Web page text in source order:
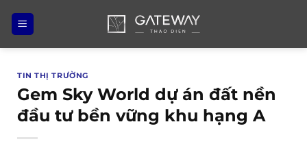
qua
nội
TIN THỊ TRƯỜNG
Gem Sky World dự án đất nền
đầu tư bền vững khu hạng A